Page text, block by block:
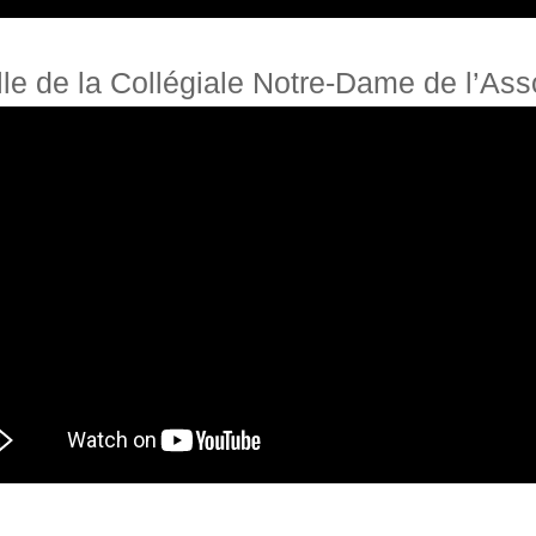
de la Collégiale Notre-Dame de